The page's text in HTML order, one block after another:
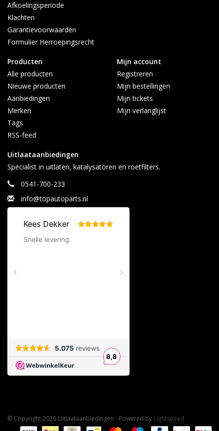
Afkoelingsperiode
Klachten
Garantievoorwaarden
Formulier Herroepingsrecht
Producten
Alle producten
Nieuwe producten
Aanbiedingen
Merken
Tags
RSS-feed
Mijn account
Registreren
Mijn bestellingen
Mijn tickets
Mijn verlanglijst
Uitlaataanbiedingen
Specialist in uitlaten, katalysatoren en roetfilters.
0541-700-233
info@topautoparts.nl
© Copyright 2026 Uitlaataanbiedingen - Powered by Lightspeed